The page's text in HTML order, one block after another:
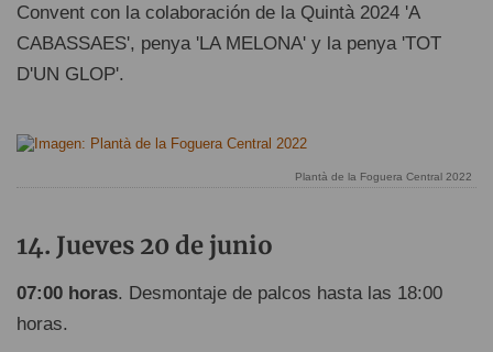
Convent con la colaboración de la Quintà 2024 'A
CABASSAES', penya 'LA MELONA' y la penya 'TOT
D'UN GLOP'.
Plantà de la Foguera Central 2022
Jueves 20 de junio
07:00 horas. Desmontaje de palcos hasta las 18:00
horas.